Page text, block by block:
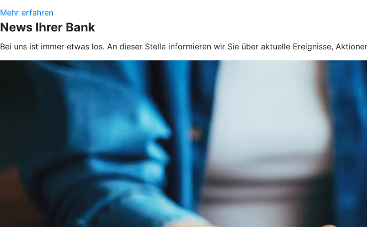
Mehr erfahren
News Ihrer Bank
Bei uns ist immer etwas los. An dieser Stelle informieren wir Sie über aktuelle Ereignisse,